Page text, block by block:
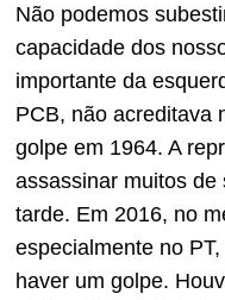
Não podemos
capacidade dos
importante da
PCB, não acreditava
golpe em 1964. A
assassinar muitos
tarde. Em 2016, no
especialmente no
haver um golpe.